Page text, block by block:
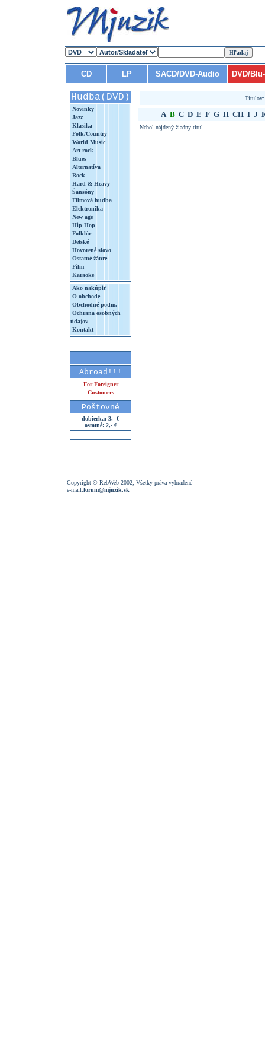
CD LP SACD/DVD-Audio DVD/
Hudba(DVD)
Novinky
Jazz
Klasika
Folk/Country
World Music
Art-rock
Blues
Alternatíva
Rock
Hard & Heavy
Šansóny
Filmová hudba
Elektronika
New age
Hip Hop
Folklór
Detské
Hovorené slovo
Ostatné žánre
Film
Karaoke
Ako nakúpiť
O obchode
Obchodné podm.
Ochrana osobných
údajov
Kontakt
Abroad!!!
For Foreigner
Customers
Poštovné
dobierka: 3,- €
ostatné: 2,- €
A B C D E F G H CH I J
Nebol nájdený žiadny titul
Copyright © RebWeb 2002; Všetky práva vyhradené
e-mail:forum@mjuzik.sk